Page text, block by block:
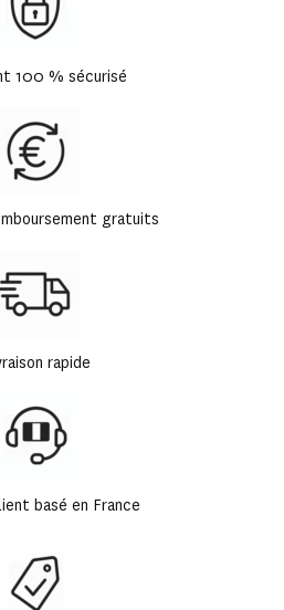
100 % sécurisé
gratuits
rapide
basé en France